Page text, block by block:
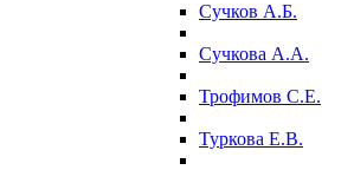
Сучков А.Б.
Сучкова А.А.
Трофимов С.Е.
Туркова Е.В.